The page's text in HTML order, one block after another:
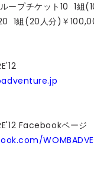
ープチケット10 1組
1組(20人分)￥
Facebookページ